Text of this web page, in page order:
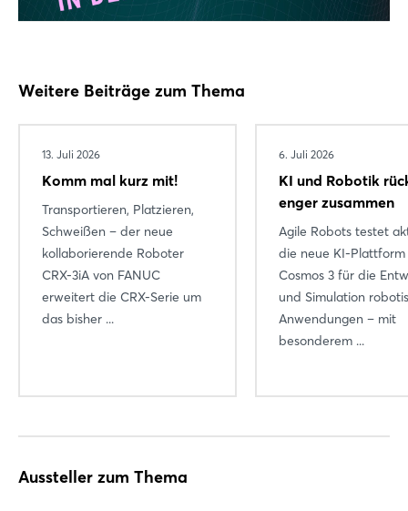
Weitere Beiträge zum Thema
13. Juli 2026
Komm mal kurz mit!
Transportieren, Platzieren,
Schweißen – der neue
kollaborierende Roboter
CRX-3iA von FANUC
erweitert die CRX-Serie um
das bisher ...
6. Juli 2026
KI und Robotik
enger zusammen
Agile Robots testet
die neue KI-Plattform
Cosmos 3 für die
und Simulation
Anwendungen – mit
besonderem ...
Aussteller zum Thema